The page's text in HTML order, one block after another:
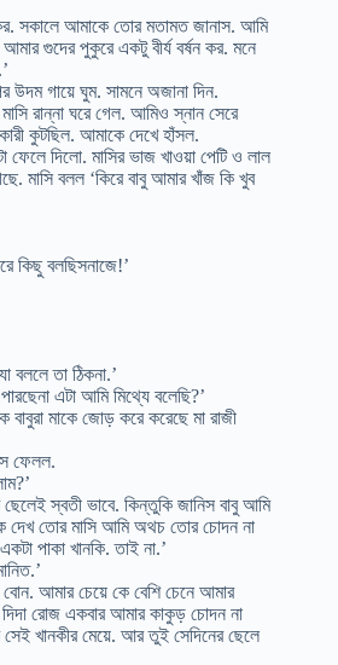
সকালে আমাকে তোর মতামত জানাস. আমি
গুদের পুকুরে একটু বীর্য বর্ষন কর. মনে
উদম গায়ে ঘুম. সামনে অজানা দিন.
রান্না ঘরে গেল. আমিও স্নান সেরে
কুটছিল. আমাকে দেখে হাঁসল.
দিলো. মাসির ভাজ খাওয়া পেটি ও লাল
মাসি বলল ‘কিরে বাবু আমার খাঁজ কি খুব
কিছু বলছিসনাজে!’
বললে তা ঠিকনা.’
এটা আমি মিথ্যে বলেছি?’
মাকে জোড় করে করেছে মা রাজী
ফেলল.
স্বতী ভাবে. কিন্তুকি জানিস বাবু আমি
দেখ তোর মাসি আমি অথচ তোর চোদন না
পাকা খানকি. তাই না.’
আমার চেয়ে কে বেশি চেনে আমার
রোজ একবার আমার কাকুড় চোদন না
খানকীর মেয়ে. আর তুই সেদিনের ছেলে